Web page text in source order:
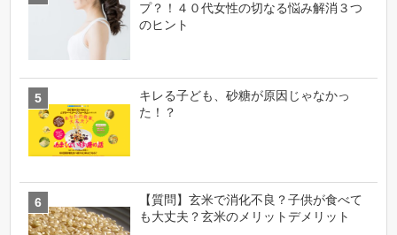
プ？！４０代女性の切なる悩み解消３つ
のヒント
キレる子ども、砂糖が原因じゃなかっ
た！？
【質問】玄米で消化不良？子供が食べて
も大丈夫？玄米のメリットデメリット